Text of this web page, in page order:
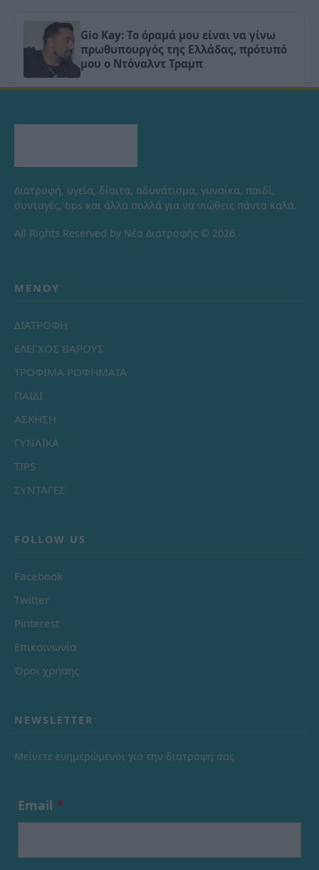
Gio Kay: Το όραμά μου είναι να γίνω
πρωθυπουργός της Ελλάδας, πρότυπό
μου ο Ντόναλντ Τραμπ
Διατροφή, υγεία, δίαιτα, αδυνάτισμα, γυναίκα, παιδί,
συνταγές, tips και άλλα πολλά για να νιώθεις πάντα καλά.
All Rights Reserved by Νέα Διατροφής © 2026
ΜΕΝΟΎ
ΔΙΑΤΡΟΦΗ
ΕΛΕΓΧΟΣ ΒΑΡΟΥΣ
ΤΡΟΦΙΜΑ ΡΟΦΗΜΑΤΑ
ΠΑΙΔΙ
ΑΣΚΗΣΗ
ΓΥΝΑΙΚΑ
TIPS
ΣΥΝΤΑΓΕΣ
FOLLOW US
Facebook
Twitter
Pinterest
Επικοινωνία
Όροι χρήσης
NEWSLETTER
Μείνετε ενημερώμενοι για την διατροφή σας
Email *